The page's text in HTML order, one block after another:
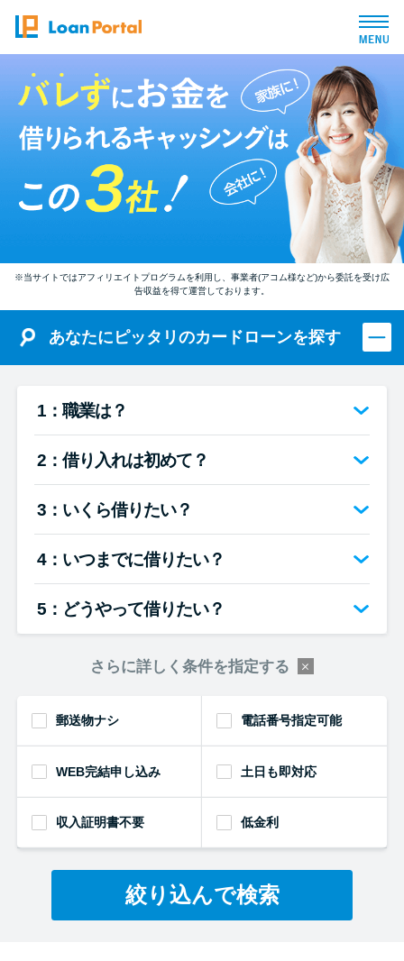
トップページ
おすすめコンテンツ
総合人気ランキング
とにかくすぐ借りたい方向け
審査が不安な方向け
便利なコンテンツ
カードローン診断
カードローンQ&A
特集ページ
リボ払いをそのまま払いきると
損！
最速！最短40分で借りられるカ
ードローン
種類や特徴で探す
※当サイトではアフィリエイトプログラムを利用し、事業者(アコム様など)から委託を受け広
告収益を得て運営しております。
あなたにピッタリのカードローンを探す
1：職業は？
2：借り入れは初めて？
3：いくら借りたい？
4：いつまでに借りたい？
5：どうやって借りたい？
さらに詳しく条件を指定する
郵送物ナシ 電話番号指定可能
WEB完結申し込み 土日も即対応
収入証明書不要 低金利
絞り込んで検索